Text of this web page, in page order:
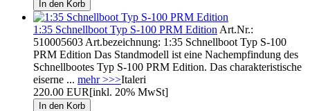
1:35 Schnellboot Typ S-100 PRM Edition Art.Nr.:
510005603 Art.bezeichnung: 1:35 Schnellboot Typ S-100
PRM Edition Das Standmodell ist eine Nachempfindung des
Schnellbootes Typ S-100 PRM Edition. Das charakteristische
eiserne ... mehr >>>Italeri
220.00 EUR[inkl. 20% MwSt]